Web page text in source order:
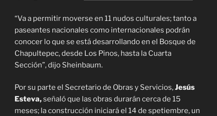
“Va a permitir moverse en 11 nudos culturales; tanto a
paseantes nacionales como internacionales podrán
conocer lo que se está desarrollando en el Bosque de
Chapultepec, desde Los Pinos, hasta la Cuarta
Sección”, dijo Sheinbaum.
Por su parte el Secretario de Obras y Servicios,Jesús
Esteva,señaló que las obras durarán cerca de 15
meses; la construcción iniciará el 14 de spetiembre, un